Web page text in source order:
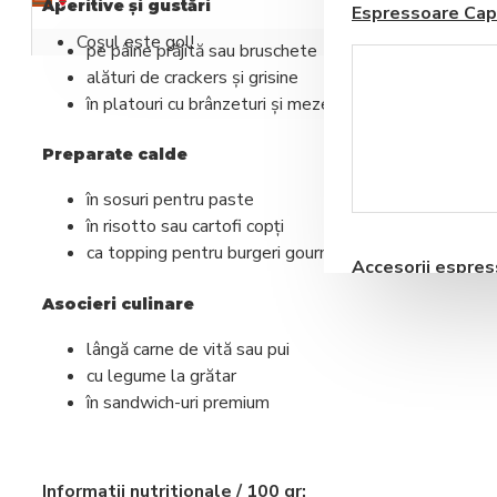
Blendere si Aparate
Milkshake
Fructe si Legume
Espressoare
Accesorii
Coșul este gol!
Aperitive și gustări
pe pâine prăjită sau bruschete
alături de crackers și grisine
în platouri cu brânzeturi și mezeluri fine
Preparate calde
în sosuri pentru paste
în risotto sau cartofi copți
ca topping pentru burgeri gourmet
Asocieri culinare
lângă carne de vită sau pui
cu legume la grătar
în sandwich-uri premium
Informatii nutritionale / 100 gr: